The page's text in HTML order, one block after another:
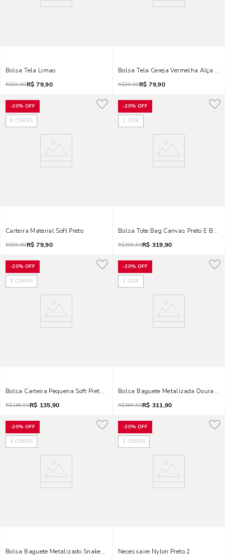
Bolsa Tela Limao
R$99,90R$ 79,90
Bolsa Tela Cereja Vermelha Alça De
R$99,90R$ 79,90
-20% OFF
6 CORES
Carteira Material Soft Preto
R$99,90R$ 79,90
-20% OFF
1 COR
Bolsa Tote Bag Canvas Preto E
R$399,90R$ 319,90
-20% OFF
5 CORES
Bolsa Carteira Pequena Soft Preto Alça De Ombro
R$169,90R$ 135,90
-20% OFF
1 COR
Bolsa Baguete Metalizada Dourada
R$389,90R$ 311,90
-20% OFF
5 CORES
Bolsa Baguete Metalizado Snake Alça Trança Preta
-20% OFF
2 CORES
Necessaire Nylon Preto 2